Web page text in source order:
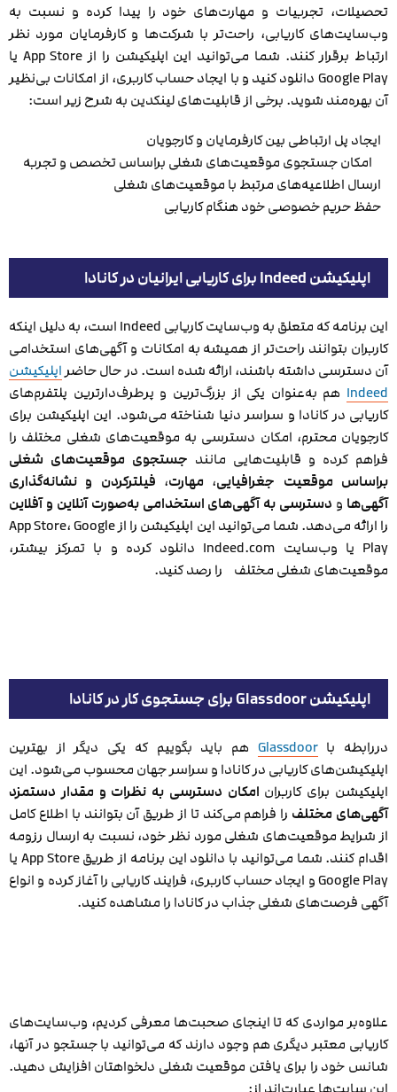
تحصیلات، تجربیات و مهارت‌های خود را پیدا کرده و نسبت به
وب‌سایت‌های کاریابی، راحت‌تر با شرکت‌ها و کارفرمایان مورد نظر
ارتباط برقرار کنند. شما می‌توانید این اپلیکیشن را از App Store یا
Google Play دانلود کنید و با ایجاد حساب کاربری، از امکانات بی‌نظیر
آن بهره‌مند شوید. برخی از قابلیت‌های لینکدین به شرح زیر است:
ایجاد پل ارتباطی بین کارفرمایان و کارجویان
امکان جستجوی موقعیت‌های شغلی براساس تخصص و تجربه
ارسال اطلاعیه‌های مرتبط با موقعیت‌های شغلی
حفظ حریم خصوصی خود هنگام کاریابی
اپلیکیشن Indeed برای کاریابی ایرانیان در کانادا
این برنامه که متعلق به وب‌سایت کاریابی Indeed است، به دلیل اینکه
کاربران بتوانند راحت‌تر از همیشه به امکانات و آگهی‌های استخدامی
آن دسترسی داشته باشند، ارائه شده است. در حال حاضر اپلیکیشن
Indeed هم به‌عنوان یکی از بزرگ‌ترین و پرطرف‌دارترین پلتفرم‌های
کاریابی در کانادا و سراسر دنیا شناخته می‌شود. این اپلیکیشن برای
کارجویان محترم، امکان دسترسی به موقعیت‌های شغلی مختلف را
فراهم کرده و قابلیت‌هایی مانند جستجوی موقعیت‌های شغلی
براساس موقعیت جغرافیایی، مهارت، فیلترکردن و نشانه‌گذاری
آگهی‌ها و دسترسی به آگهی‌های استخدامی به‌صورت آنلاین و آفلاین
را ارائه می‌دهد. شما می‌توانید این اپلیکیشن را از App Store، Google
Play یا وب‌سایت Indeed.com دانلود کرده و با تمرکز بیشتر،
موقعیت‌های شغلی مختلف را رصد کنید.
اپلیکیشن Glassdoor برای جستجوی کار در کانادا
دررابطه‌ باGlassdoor هم باید بگوییم که یکی دیگر از بهترین
اپلیکیشن‌های کاریابی در کانادا و سراسر جهان محسوب می‌شود. این
اپلیکیشن برای کاربران امکان دسترسی به نظرات و مقدار دستمزد
آگهی‌های مختلف را فراهم می‌کند تا از طریق آن بتوانند با اطلاع کامل
از شرایط موقعیت‌های شغلی مورد نظر خود، نسبت به ارسال رزومه
اقدام کنند. شما می‌توانید با دانلود این برنامه از طریق App Store یا
Google Play و ایجاد حساب کاربری، فرایند کاریابی را آغاز کرده و انواع
آگهی فرصت‌های شغلی جذاب در کانادا را مشاهده کنید.
علاوه‌بر مواردی که تا اینجای صحبت‌ها معرفی کردیم، وب‌سایت‌های
کاریابی معتبر دیگری هم وجود دارند که می‌توانید با جستجو در آنها،
شانس خود را برای یافتن موقعیت شغلی دلخواهتان افزایش دهید.